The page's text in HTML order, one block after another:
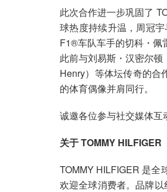
此次合作进一步巩固了
球热度持续升温，周冠
F1®车队车手的切科・佩
此前与刘易斯・汉密尔
Henry）等体坛传奇的
的体育偶像并肩同行。
诚邀各位参与社交媒体互
关于 TOMMY HILFIGER
TOMMY HILFIGER 是全
欢迎全球消费者。品牌